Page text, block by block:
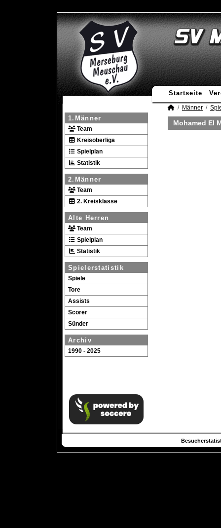
Startseite
1.Männer
Team
Kreisoberliga
Spielplan
Statistik
2.Männer
Team
2. Kreisklasse
Alte Herren
Team
Spielplan
Statistik
Spielerstatistik
Spiele
Tore
Assists
Scorer
Sünder
Archiv
1990 - 2025
Männer
Mohamed El